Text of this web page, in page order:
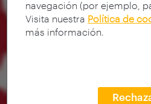
navegación (por ejemplo,
Visita nuestra Política de
más información.